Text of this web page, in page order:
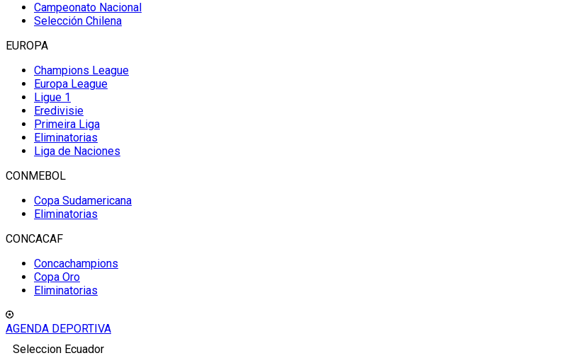
Campeonato Nacional
Selección Chilena
EUROPA
Champions League
Europa League
Ligue 1
Eredivisie
Primeira Liga
Eliminatorias
Liga de Naciones
CONMEBOL
Copa Sudamericana
Eliminatorias
CONCACAF
Concachampions
Copa Oro
Eliminatorias
AGENDA DEPORTIVA
Seleccion Ecuador